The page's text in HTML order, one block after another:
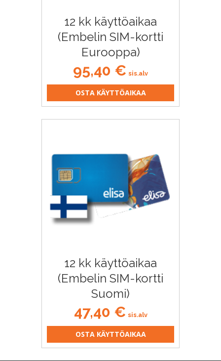
12 kk käyttöaikaa
(Embelin SIM-kortti
Eurooppa)
95,40 € sis.alv
OSTA KÄYTTÖAIKAA
12 kk käyttöaikaa
(Embelin SIM-kortti
Suomi)
47,40 € sis.alv
OSTA KÄYTTÖAIKAA